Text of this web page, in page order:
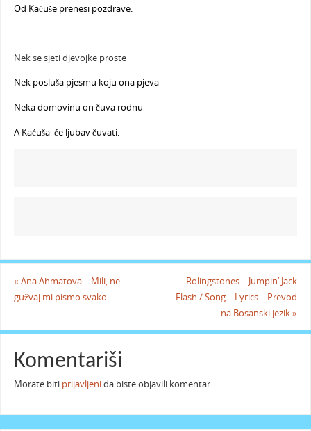
Od Kaćuše prenesi pozdrave.
Nek se sjeti djevojke proste
Nek posluša pjesmu koju ona pjeva
Neka domovinu on čuva rodnu
A Kaćuša će ljubav čuvati.
« Ana Ahmatova – Mili, ne
gužvaj mi pismo svako
Rolingstones – Jumpin’ Jack
Flash / Song – Lyrics – Prevod
na Bosanski jezik»
Komentariši
Morate biti prijavljenida biste objavili komentar.